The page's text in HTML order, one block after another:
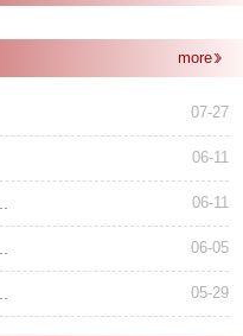
more
07-27
06-11
06-11
06-05
05-29